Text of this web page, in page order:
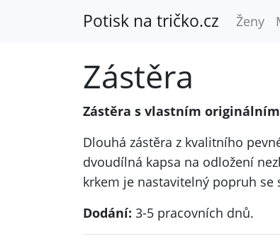
Potisk na tričko.cz Ženy
Zástěra
Zástěra s vlastním
Dlouhá zástěra z kvalitního
dvoudílná kapsa na odložení
krkem je nastavitelný popruh se
Dodání: 3-5 pracovních dnů.